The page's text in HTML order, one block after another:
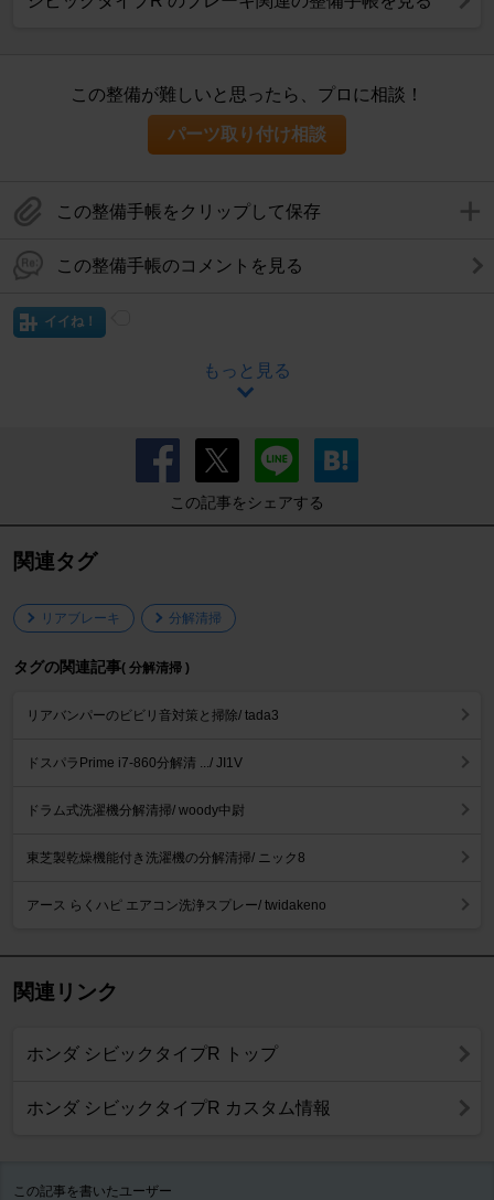
この整備が難しいと思ったら、プロに相談！
パーツ取り付け相談
この整備手帳をクリップして保存
この整備手帳のコメントを見る
イイね！
もっと見る
この記事をシェアする
関連タグ
リアブレーキ 分解清掃
タグの関連記事( 分解清掃 )
リアバンパーのビビリ音対策と掃除/ tada3
ドスパラPrime i7-860分解清 .../ JI1V
ドラム式洗濯機分解清掃/ woody中尉
東芝製乾燥機能付き洗濯機の分解清掃/ ニック8
アース らくハピ エアコン洗浄スプレー/ twidakeno
関連リンク
ホンダ シビックタイプR トップ
ホンダ シビックタイプR カスタム情報
この記事を書いたユーザー